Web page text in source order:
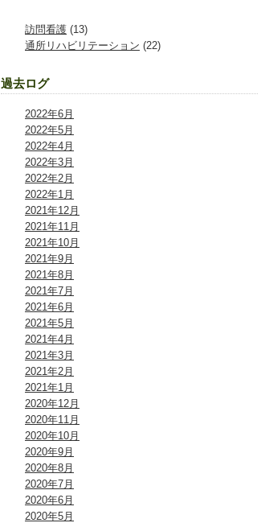
訪問看護 (13)
通所リハビリテーション (22)
過去ログ
2022年6月
2022年5月
2022年4月
2022年3月
2022年2月
2022年1月
2021年12月
2021年11月
2021年10月
2021年9月
2021年8月
2021年7月
2021年6月
2021年5月
2021年4月
2021年3月
2021年2月
2021年1月
2020年12月
2020年11月
2020年10月
2020年9月
2020年8月
2020年7月
2020年6月
2020年5月